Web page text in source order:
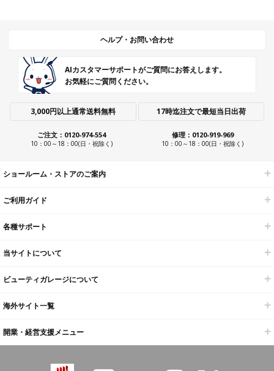
ヘルプ・お問い合わせ
AIカスタマーサポートがご質問にお答えします。
お気軽にご質問ください。
3,000円以上通常送料無料 17時迄注文で最短当日出荷
ご注文：0120-974-554
10：00～18：00(日・祝除く)
修理：0120-919-969
10：00～18：00(日・祝除く)
ショールーム・ストアのご案内
ご利用ガイド
各種サポート
当サイトについて
ビューティガレージについて
海外サイト一覧
開業・経営支援メニュー